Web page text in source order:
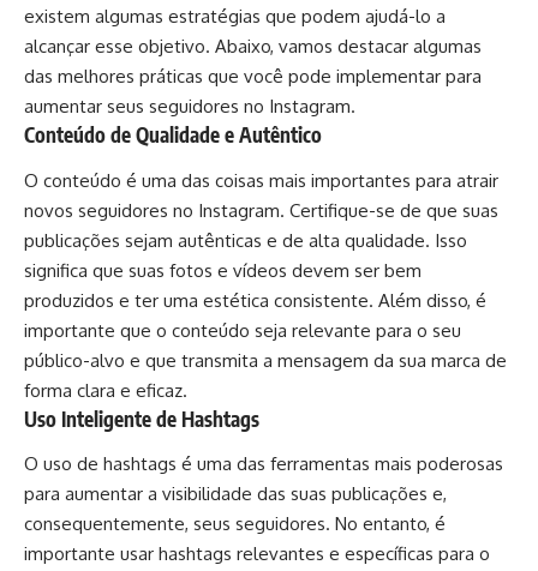
existem algumas estratégias que podem ajudá-lo a
alcançar esse objetivo. Abaixo, vamos destacar algumas
das melhores práticas que você pode implementar para
aumentar seus seguidores no Instagram.
Conteúdo de Qualidade e Autêntico
O conteúdo é uma das coisas mais importantes para atrair
novos seguidores no Instagram. Certifique-se de que suas
publicações sejam autênticas e de alta qualidade. Isso
significa que suas fotos e vídeos devem ser bem
produzidos e ter uma estética consistente. Além disso, é
importante que o conteúdo seja relevante para o seu
público-alvo e que transmita a mensagem da sua marca de
forma clara e eficaz.
Uso Inteligente de Hashtags
O uso de hashtags é uma das ferramentas mais poderosas
para aumentar a visibilidade das suas publicações e,
consequentemente, seus seguidores. No entanto, é
importante usar hashtags relevantes e específicas para o